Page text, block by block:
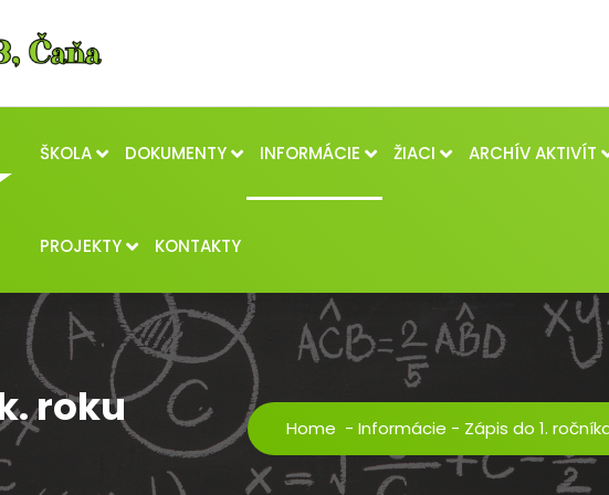
ŠKOLA DOKUMENTY INFORMÁCIE ŽIACI ARCHÍV AKTIVÍT
PROJEKTY KONTAKTY
roku
Home - Informácie - Zápis do 1.